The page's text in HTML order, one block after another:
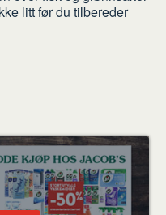
litt før du tilbereder